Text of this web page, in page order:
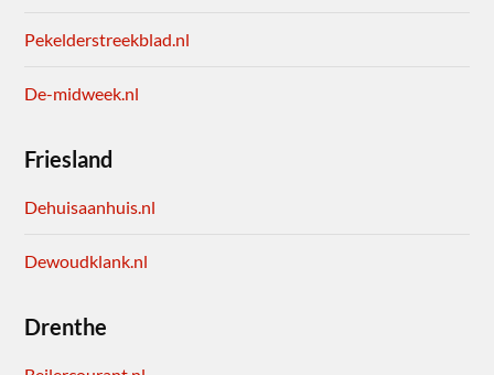
Pekelderstreekblad.nl
De-midweek.nl
Friesland
Dehuisaanhuis.nl
Dewoudklank.nl
Drenthe